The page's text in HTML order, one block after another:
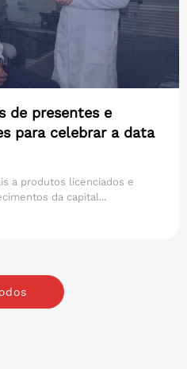
de presentes e
para celebrar a data
a produtos licenciados e
da capital...